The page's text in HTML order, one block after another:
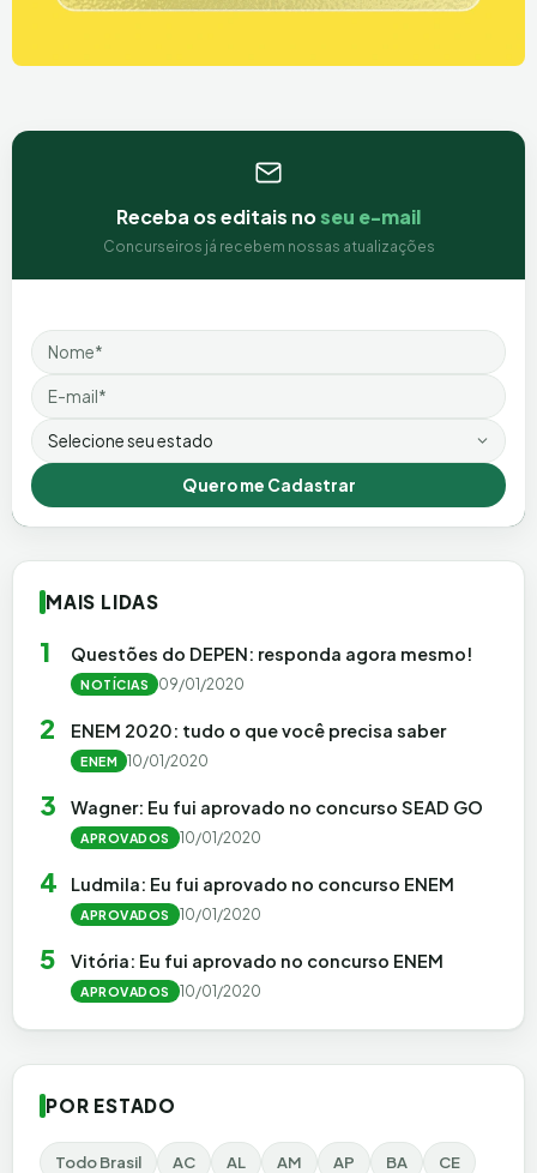
Receba os editais noseu e-mail
Concurseiros já recebem nossas atualizações
Nome
Email
Estado
Quero me Cadastrar
MAIS LIDAS
1 Questões do DEPEN: responda agora mesmo!
NOTÍCIAS 09/01/2020
2 ENEM 2020: tudo o que você precisa saber
ENEM 10/01/2020
3 Wagner: Eu fui aprovado no concurso SEAD GO
APROVADOS 10/01/2020
4 Ludmila: Eu fui aprovado no concurso ENEM
APROVADOS 10/01/2020
5 Vitória: Eu fui aprovado no concurso ENEM
APROVADOS 10/01/2020
POR ESTADO
Todo Brasil AC AL AM AP BA CE